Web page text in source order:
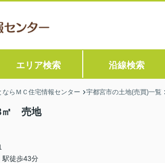
エリア検索 沿線検索
らＭＣ住宅情報センター 宇都宮市の土地(売買)一覧
㎡ 売地
駅徒歩43分